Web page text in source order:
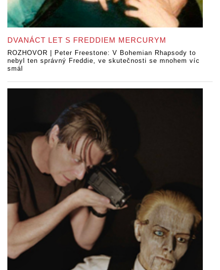
DVANÁCT LET S FREDDIEM MERCURYM
ROZHOVOR | Peter Freestone: V Bohemian Rhapsody to
nebyl ten správný Freddie, ve skutečnosti se mnohem víc
smál